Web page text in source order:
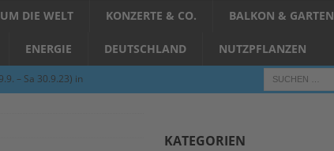
DIE WELT KONZERTE & CO. BALKON & GARTEN
ENERGIE DEUTSCHLAND NUTZPFLANZEN
– Sa 30.9.23) in
in Schifferstadt
KATEGORIEN